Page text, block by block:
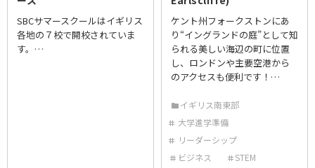
SBCサマースクールはイギリス
各地の７校で開校されていま
す。…
ケント州フォークストンにあ
り“イングランドの庭”として知
られる美しい海辺の町に位置
し、ロンドンや主要空港から
のアクセスも便利です！…
イギリス南東部
大学進学準備
リーダーシップ
ビジネス
STEM